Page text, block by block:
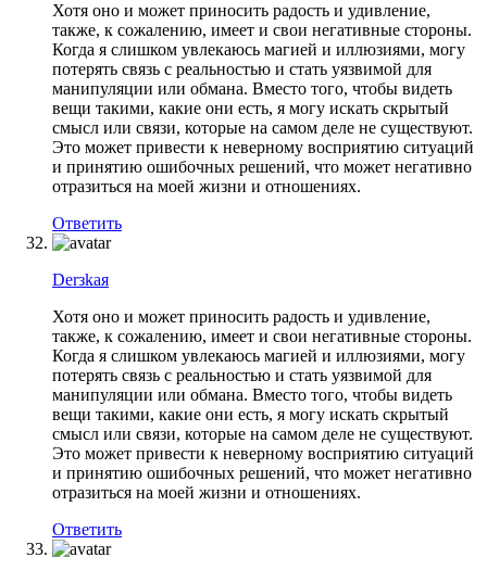
Хотя оно и может приносить радость и удивление,
также, к сожалению, имеет и свои негативные стороны.
Когда я слишком увлекаюсь магией и иллюзиями, могу
потерять связь с реальностью и стать уязвимой для
манипуляции или обмана. Вместо того, чтобы видеть
вещи такими, какие они есть, я могу искать скрытый
смысл или связи, которые на самом деле не существуют.
Это может привести к неверному восприятию ситуаций
и принятию ошибочных решений, что может негативно
отразиться на моей жизни и отношениях.
Ответить
Derзkaя
Хотя оно и может приносить радость и удивление,
также, к сожалению, имеет и свои негативные стороны.
Когда я слишком увлекаюсь магией и иллюзиями, могу
потерять связь с реальностью и стать уязвимой для
манипуляции или обмана. Вместо того, чтобы видеть
вещи такими, какие они есть, я могу искать скрытый
смысл или связи, которые на самом деле не существуют.
Это может привести к неверному восприятию ситуаций
и принятию ошибочных решений, что может негативно
отразиться на моей жизни и отношениях.
Ответить